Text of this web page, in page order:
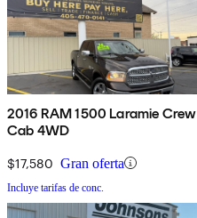
2016 RAM 1500 Laramie Crew
Cab 4WD
$17,580 Gran oferta
Incluye tarifas de conc.